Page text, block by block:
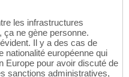
les infrastructures
ne gène personne.
Il y a des cas de
nationalité européenne qui
Europe pour avoir discuté de
sanctions administratives,